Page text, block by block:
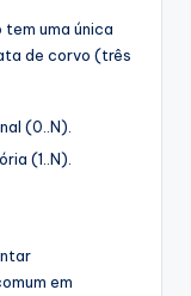
tem uma única
de corvo (três
(0..N).
(1..N).
em